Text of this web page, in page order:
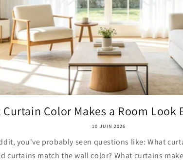
Curtain Color Makes a Room Look
10 JUIN 2026
you've probably seen questions like: What
curtains match the wall color? What curtains